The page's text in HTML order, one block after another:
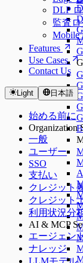
DLP
監査
Mobile
Features
Use Cases
Contact Us
Light 日本語
始める前に
Organization
一般
ユーザー
SSO
支払い
クレジット
クレジット
利用状況分
AI & MCP
エージェン
ナレッジ
LLMモデル